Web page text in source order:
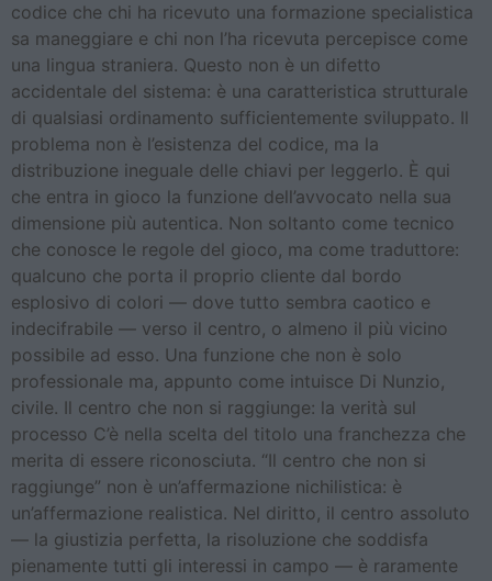
codice che chi ha ricevuto una formazione specialistica
sa maneggiare e chi non l’ha ricevuta percepisce come
una lingua straniera. Questo non è un difetto
accidentale del sistema: è una caratteristica strutturale
di qualsiasi ordinamento sufficientemente sviluppato. Il
problema non è l’esistenza del codice, ma la
distribuzione ineguale delle chiavi per leggerlo. È qui
che entra in gioco la funzione dell’avvocato nella sua
dimensione più autentica. Non soltanto come tecnico
che conosce le regole del gioco, ma come traduttore:
qualcuno che porta il proprio cliente dal bordo
esplosivo di colori — dove tutto sembra caotico e
indecifrabile — verso il centro, o almeno il più vicino
possibile ad esso. Una funzione che non è solo
professionale ma, appunto come intuisce Di Nunzio,
civile. Il centro che non si raggiunge: la verità sul
processo C’è nella scelta del titolo una franchezza che
merita di essere riconosciuta. “Il centro che non si
raggiunge” non è un’affermazione nichilistica: è
un’affermazione realistica. Nel diritto, il centro assoluto
— la giustizia perfetta, la risoluzione che soddisfa
pienamente tutti gli interessi in campo — è raramente